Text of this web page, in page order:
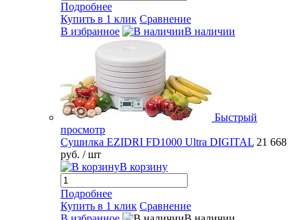
Подробнее
Купить в 1 клик Сравнение
В избранное
В наличии
Быстрый
просмотр
Сушилка EZIDRI FD1000 Ultra DIGITAL 21 668
руб. / шт
В корзину
Подробнее
Купить в 1 клик Сравнение